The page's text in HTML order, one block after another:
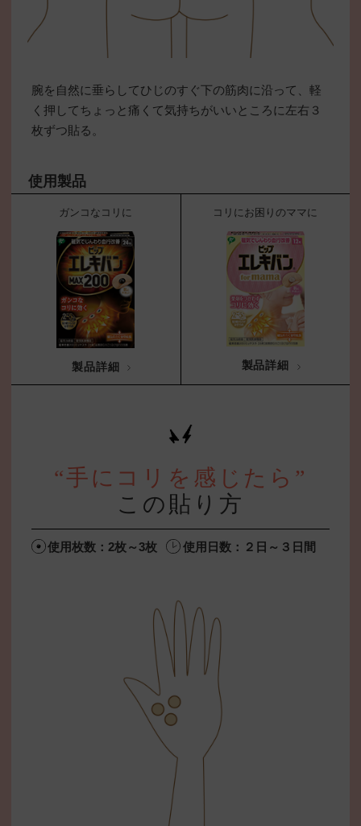
腕を自然に垂らしてひじのすぐ下の筋肉に沿って、軽
く押してちょっと痛くて気持ちがいいところに左右３
枚ずつ貼る。
使用製品
ガンコなコリに
製品詳細
コリにお困りのママに
製品詳細
“手にコリを感じたら”
この貼り方
使用枚数：2枚～3枚 使用日数：２日～３日間